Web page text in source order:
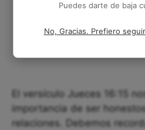
El versículo Jueces 16:15
importancia de ser
relaciones. Debemos
Puedes darte de baja
No, Gracias. Prefiero